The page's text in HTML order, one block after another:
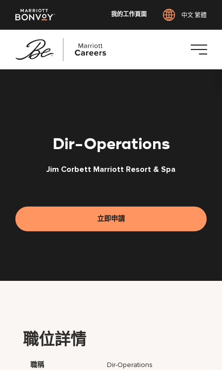
我的工作頁面 中文 繁體
Dir-Operations
Jim Corbett Marriott Resort & Spa
立即申請
職位詳情
職稱 Dir-Operations